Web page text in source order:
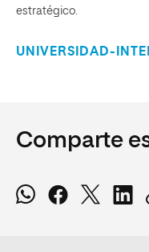
estratégico.
UNIVERSIDAD-
Comparte